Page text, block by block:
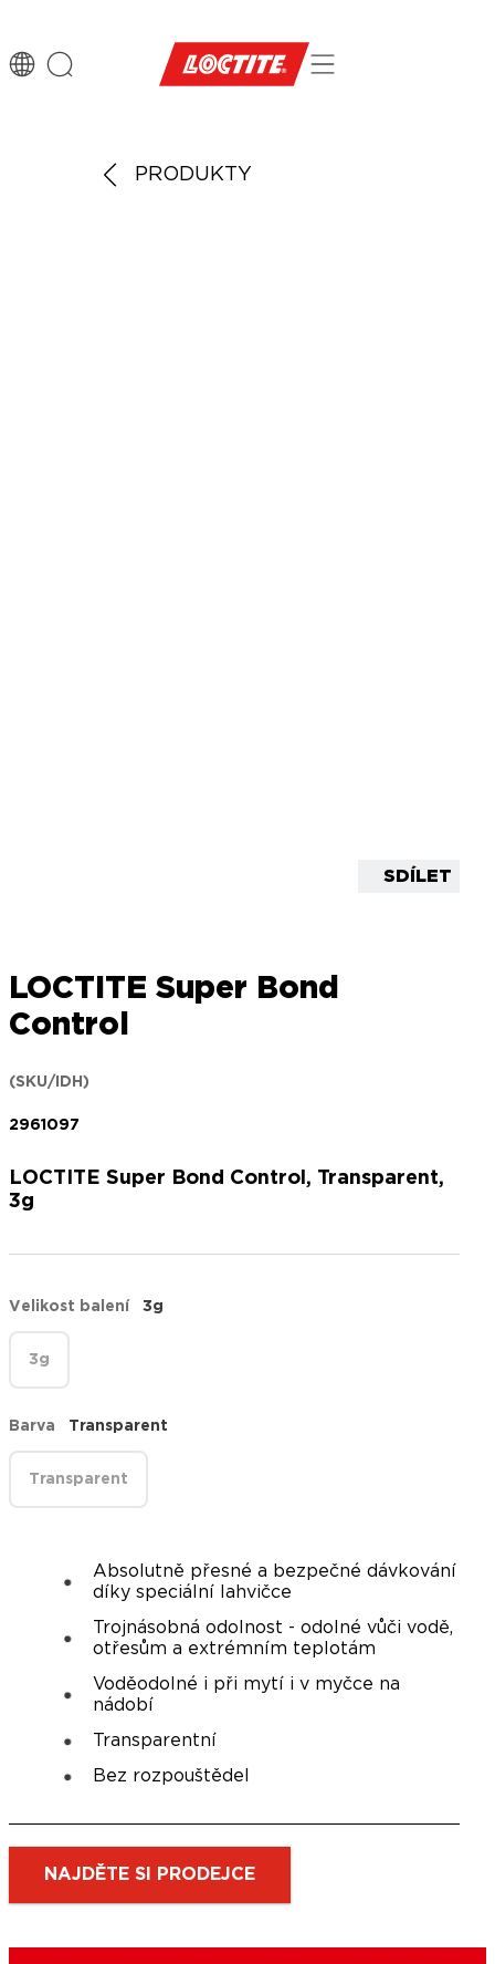
PRODUKTY
SDÍLET
LOCTITE Super Bond
Control
(SKU/IDH)
2961097
LOCTITE Super Bond Control, Transparent,
3g
Velikost balení 3g
3g
Barva Transparent
Transparent
Absolutně přesné a bezpečné dávkování
díky speciální lahvičce
Trojnásobná odolnost - odolné vůči vodě,
otřesům a extrémním teplotám
Voděodolné i při mytí i v myčce na
nádobí
Transparentní
Bez rozpouštědel
NAJDĚTE SI PRODEJCE